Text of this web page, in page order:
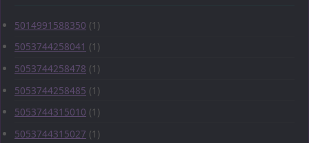
5014991588350 (1)
5053744258041 (1)
5053744258478 (1)
5053744258485 (1)
5053744315010 (1)
5053744315027 (1)